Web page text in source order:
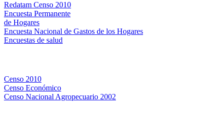
Redatam Censo 2010
Encuesta Permanente
de Hogares
Encuesta Nacional de Gastos de los Hogares
Encuestas de salud
Censo 2010
Censo Económico
Censo Nacional Agropecuario 2002